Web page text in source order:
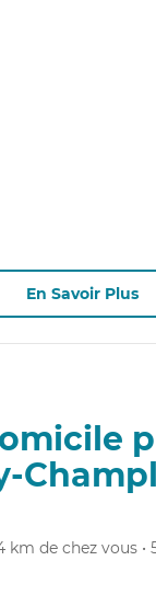
En Savoir Plus
km de chez vous